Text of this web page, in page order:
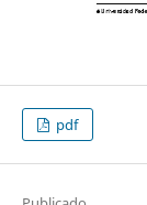
pdf